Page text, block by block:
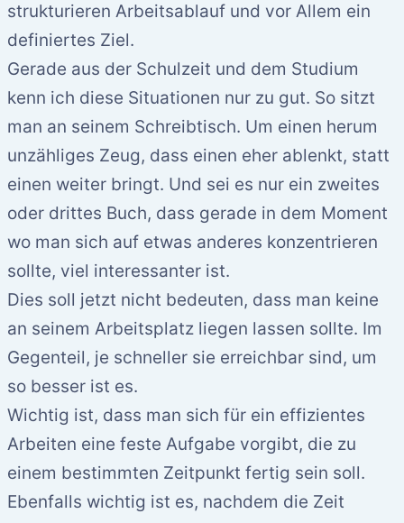
strukturieren Arbeitsablauf und vor Allem ein
definiertes Ziel.
Gerade aus der Schulzeit und dem Studium
kenn ich diese Situationen nur zu gut. So sitzt
man an seinem Schreibtisch. Um einen herum
unzähliges Zeug, dass einen eher ablenkt, statt
einen weiter bringt. Und sei es nur ein zweites
oder drittes Buch, dass gerade in dem Moment
wo man sich auf etwas anderes konzentrieren
sollte, viel interessanter ist.
Dies soll jetzt nicht bedeuten, dass man keine
an seinem Arbeitsplatz liegen lassen sollte. Im
Gegenteil, je schneller sie erreichbar sind, um
so besser ist es.
Wichtig ist, dass man sich für ein effizientes
Arbeiten eine feste Aufgabe vorgibt, die zu
einem bestimmten Zeitpunkt fertig sein soll.
Ebenfalls wichtig ist es, nachdem die Zeit